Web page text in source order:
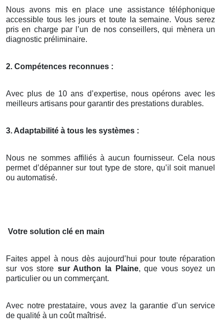
Nous avons mis en place une assistance téléphonique
accessible tous les jours et toute la semaine. Vous serez
pris en charge par l’un de nos conseillers, qui mènera un
diagnostic préliminaire.
2. Compétences reconnues :
Avec plus de 10 ans d’expertise, nous opérons avec les
meilleurs artisans pour garantir des prestations durables.
3. Adaptabilité à tous les systèmes :
Nous ne sommes affiliés à aucun fournisseur. Cela nous
permet d’dépanner sur tout type de store, qu’il soit manuel
ou automatisé.
Votre solution clé en main
Faites appel à nous dès aujourd’hui pour toute réparation
sur vos store sur Authon la Plaine, que vous soyez un
particulier ou un commerçant.
Avec notre prestataire, vous avez la garantie d’un service
de qualité à un coût maîtrisé.